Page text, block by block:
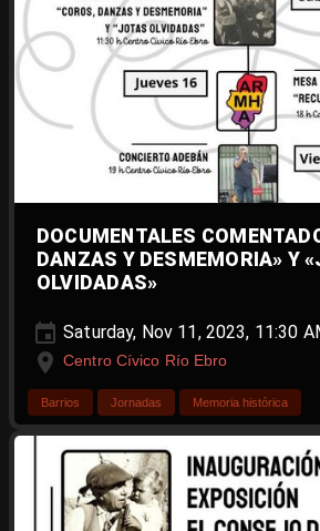
DOCUMENTALES
DANZAS Y DESMEMORIA» Y
OLVIDADAS»
Saturday, Nov 11, 2023, 11:30
Centro Cívico Río Ebro
Barrios Jornadas Memoria histórica